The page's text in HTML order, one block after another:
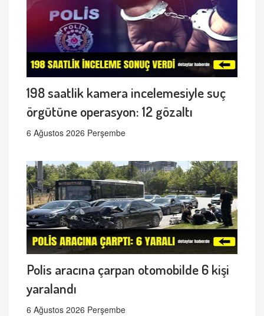
198 saatlik kamera incelemesiyle suç
örgütüne operasyon: 12 gözaltı
6 Ağustos 2026 Perşembe
Polis aracına çarpan otomobilde 6 kişi
yaralandı
6 Ağustos 2026 Perşembe